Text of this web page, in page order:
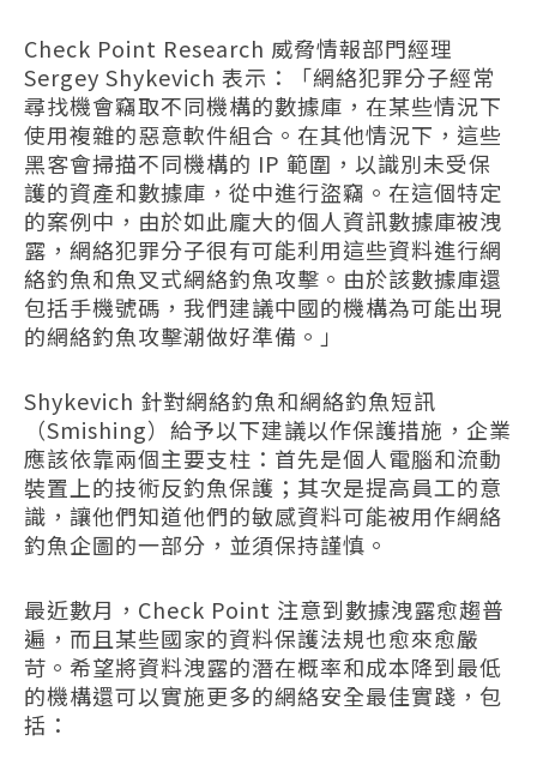
Check Point Research 威脅情報部門經理
Sergey Shykevich 表示：「網絡犯罪分子經常
尋找機會竊取不同機構的數據庫，在某些情況下
使用複雜的惡意軟件組合。在其他情況下，這些
黑客會掃描不同機構的 IP 範圍，以識別未受保
護的資產和數據庫，從中進行盜竊。在這個特定
的案例中，由於如此龐大的個人資訊數據庫被洩
露，網絡犯罪分子很有可能利用這些資料進行網
絡釣魚和魚叉式網絡釣魚攻擊。由於該數據庫還
包括手機號碼，我們建議中國的機構為可能出現
的網絡釣魚攻擊潮做好準備。」
Shykevich 針對網絡釣魚和網絡釣魚短訊
（Smishing）給予以下建議以作保護措施，企業
應該依靠兩個主要支柱：首先是個人電腦和流動
裝置上的技術反釣魚保護；其次是提高員工的意
識，讓他們知道他們的敏感資料可能被用作網絡
釣魚企圖的一部分，並須保持謹慎。
最近數月，Check Point 注意到數據洩露愈趨普
遍，而且某些國家的資料保護法規也愈來愈嚴
苛。希望將資料洩露的潛在概率和成本降到最低
的機構還可以實施更多的網絡安全最佳實踐，包
括：